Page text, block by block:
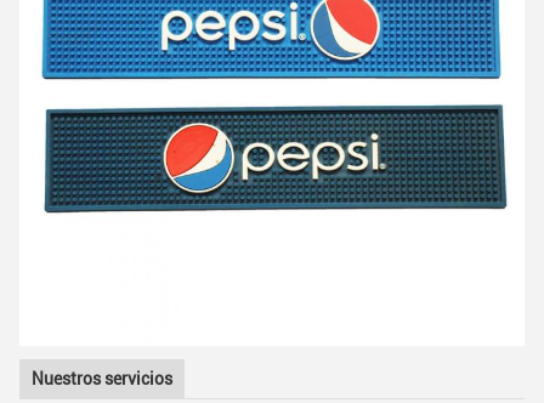
Nuestros servicios